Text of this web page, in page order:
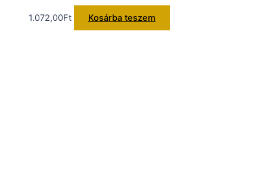
1.072,00Ft Kosárba teszem